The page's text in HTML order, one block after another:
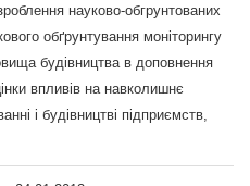
науково-обгрунтованих
обґрунтування моніторингу
будівництва в доповнення
впливів на навколишнє
і будівництві підприємств,